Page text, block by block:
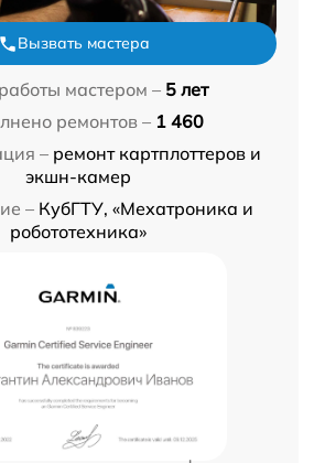
Вызвать мастера
мастером – 5 лет
ремонтов – 1 460
– ремонт картплоттеров и
экшн-камер
– КубГТУ, «Мехатроника и
робототехника»